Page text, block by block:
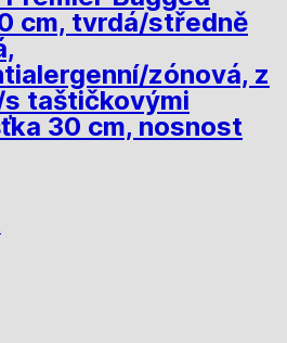
cm, tvrdá/středně
zónová, z
taštičkovými
30 cm, nosnost